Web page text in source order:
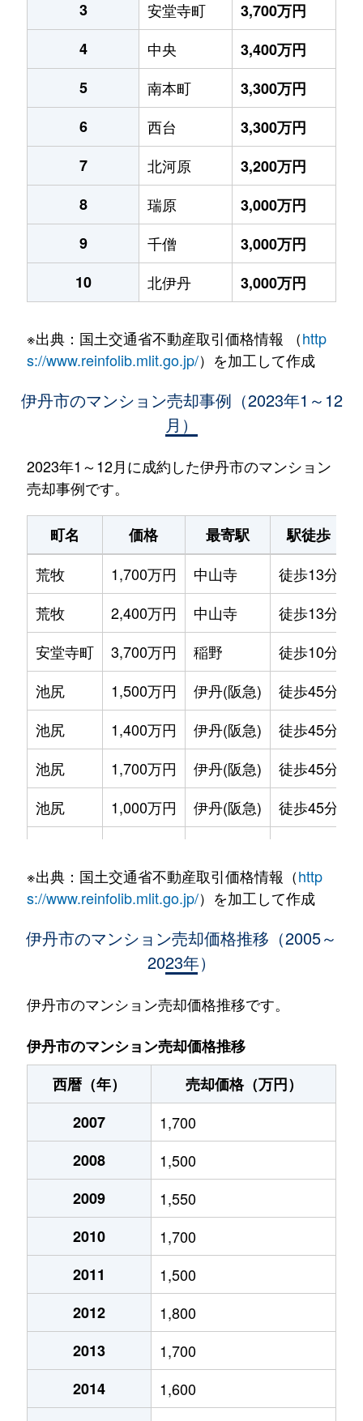
3
安堂寺町
3,700万円
4
中央
3,400万円
5
南本町
3,300万円
6
西台
3,300万円
7
北河原
3,200万円
8
瑞原
3,000万円
9
千僧
3,000万円
10
北伊丹 3,000万円
※出典：国土交通省不動産取引価格情報 （http
s://www.reinfolib.mlit.go.jp/）を加工して作成
伊丹市のマンション売却事例（2023年1～12
月）
2023年1～12月に成約した伊丹市のマンション
売却事例です。
町名 価格 最寄駅 駅徒歩
荒牧
1,700万円 中山寺 徒歩13分
荒牧
2,400万円 中山寺 徒歩13分
安堂寺町
3,700万円 稲野 徒歩10分
池尻
1,500万円 伊丹(阪急) 徒歩45分
池尻
1,400万円 伊丹(阪急) 徒歩45分
池尻
1,700万円 伊丹(阪急) 徒歩45分
池尻
1,000万円 伊丹(阪急) 徒歩45分
伊丹
670万円 伊丹(ＪＲ) 徒歩2分
1,500万円 伊丹(ＪＲ)
伊丹
2,800万円 伊丹(ＪＲ)
伊丹
3,000万円 伊丹(ＪＲ)
伊丹
3,700万円 伊丹(ＪＲ) 徒歩3分
4,200万円 伊丹(ＪＲ)
3,600万円 伊丹(ＪＲ)
2,000万円 伊丹(ＪＲ)
稲野町
780万円 稲野
鋳物師
1,500万円 北伊丹
鋳物師
2,200万円 北伊丹
梅ノ木
7,300万円 新伊丹
880万円 伊丹(阪急)
※出典：国土交通省不動産取引価格情報（http
s://www.reinfolib.mlit.go.jp/）を加工して作成
伊丹市のマンション売却価格推移（2005～
2023年）
伊丹市のマンション売却価格推移です。
伊丹市のマンション売却価格推移
西暦（年）
売却価格（万円）
2007
1,700
2008
1,500
2009
1,550
2010
1,700
2011
1,500
2012
1,800
2013
1,700
2014
1,600